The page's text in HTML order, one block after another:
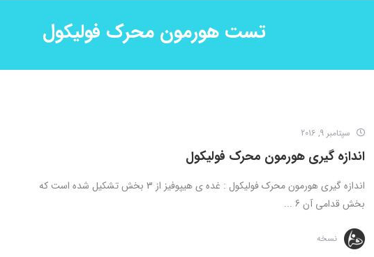
تست هورمون محرک فولیکول
سپتامبر 9, 2016
اندازه گیری هورمون محرک فولیکول
اندازه گیری هورمون محرک فولیکول : غده ی هیپوفیز از 3 بخش تشکیل شده است که
بخش قدامی آن 6 ...
نسخه